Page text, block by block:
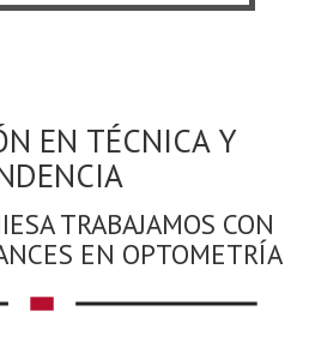
TRABAJAMOS CON
EN OPTOMETRÍA